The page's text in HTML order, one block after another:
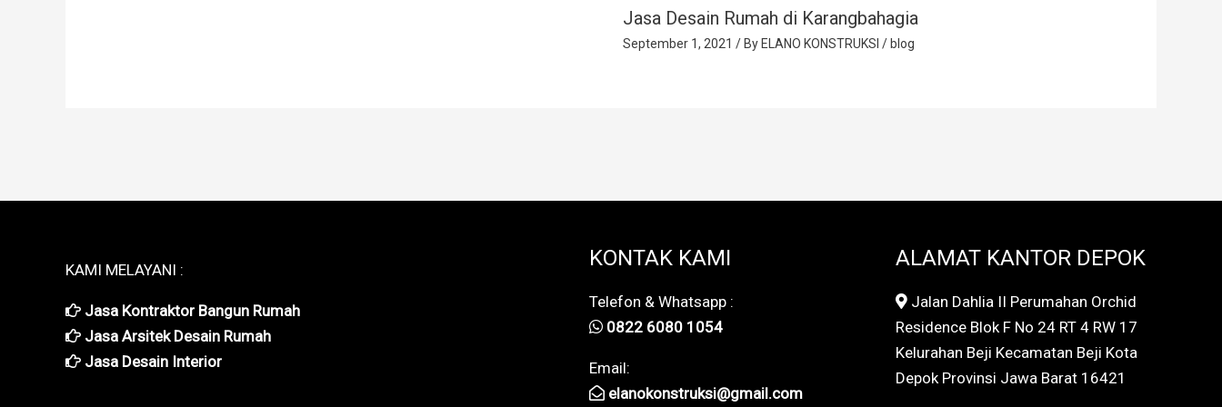
Jasa Desain Rumah di Karangbahagia
September 1, 2021 / By ELANO KONSTRUKSI / blog
KAMI MELAYANI :
Jasa Kontraktor Bangun Rumah
Jasa Arsitek Desain Rumah
Jasa Desain Interior
KONTAK KAMI
Telefon & Whatsapp :
0822 6080 1054
Email:
elanokonstruksi@gmail.com
ALAMAT KANTOR DEPOK
Jalan Dahlia II Perumahan Orchid
Residence Blok F No 24 RT 4 RW 17
Kelurahan Beji Kecamatan Beji Kota
Depok Provinsi Jawa Barat 16421